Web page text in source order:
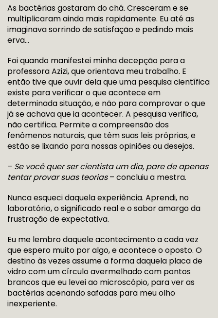
As bactérias gostaram do chá. Cresceram e se
multiplicaram ainda mais rapidamente. Eu até as
imaginava sorrindo de satisfação e pedindo mais
erva…
Foi quando manifestei minha decepção para a
professora Azizi, que orientava meu trabalho. E
então tive que ouvir dela que uma pesquisa científica
existe para verificar o que acontece em
determinada situação, e não para comprovar o que
já se achava que ia acontecer. A pesquisa verifica,
não certifica. Permite a compreensão dos
fenômenos naturais, que têm suas leis próprias, e
estão se lixando para nossas opiniões ou desejos.
– Se você quer ser cientista um dia, pare de apenas
tentar provar suas teorias– concluiu a mestra.
Nunca esqueci daquela experiência. Aprendi, no
laboratório, o significado real e o sabor amargo da
frustração de expectativa.
Eu me lembro daquele acontecimento a cada vez
que espero muito por algo, e acontece o oposto. O
destino às vezes assume a forma daquela placa de
vidro com um círculo avermelhado com pontos
brancos que eu levei ao microscópio, para ver as
bactérias acenando safadas para meu olho
inexperiente.